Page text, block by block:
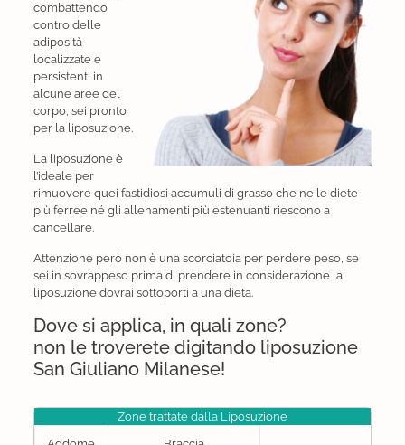
combattendo
contro delle
adiposità
localizzate e
persistenti in
alcune aree del
corpo, sei pronto
per la liposuzione.
La liposuzione è
l’ideale per
rimuovere quei fastidiosi accumuli di grasso che ne le diete
più ferree né gli allenamenti più estenuanti riescono a
cancellare.
Attenzione però non è una scorciatoia per perdere peso, se
sei in sovrappeso prima di prendere in considerazione la
liposuzione dovrai sottoporti a una dieta.
Dove si applica, in quali zone?
non le troverete digitando liposuzione
San Giuliano Milanese!
Zone trattate dalla Liposuzione